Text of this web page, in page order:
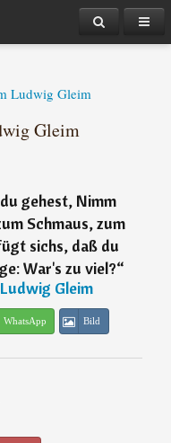
Ludwig Gleim
Gleim
gehest, Nimm
Schmaus, zum
sichs, daß du
War's zu viel?“
Gleim
WhatsApp Bild